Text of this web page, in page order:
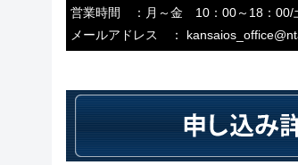
営業時間 ：月～金 10：00～18：00/
メールアドレス ：